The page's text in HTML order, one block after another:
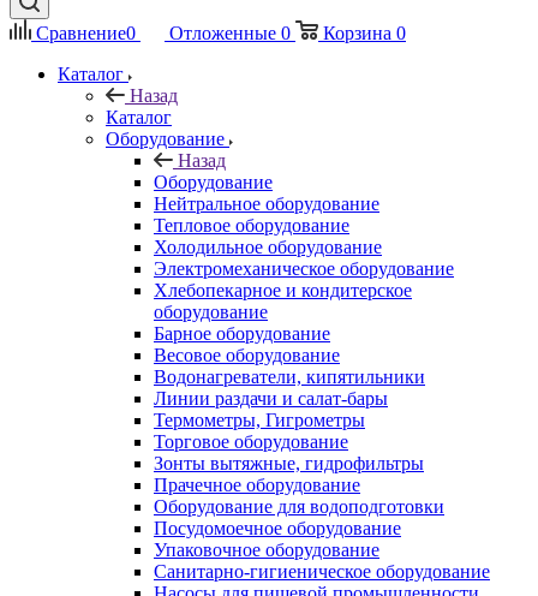
Сравнение0 Отложенные 0 Корзина 0
Каталог
Назад
Каталог
Оборудование
Назад
Оборудование
Нейтральное оборудование
Тепловое оборудование
Холодильное оборудование
Электромеханическое оборудование
Хлебопекарное и кондитерское
оборудование
Барное оборудование
Весовое оборудование
Водонагреватели, кипятильники
Линии раздачи и салат-бары
Термометры, Гигрометры
Торговое оборудование
Зонты вытяжные, гидрофильтры
Прачечное оборудование
Оборудование для водоподготовки
Посудомоечное оборудование
Упаковочное оборудование
Санитарно-гигиеническое оборудование